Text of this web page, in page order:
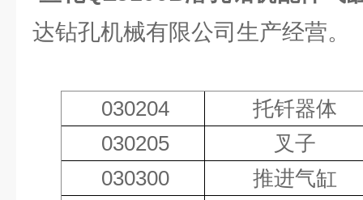
达钻孔机械有限公司生产经营。
030204
托钎器体
030205
叉子
030300
推进气缸